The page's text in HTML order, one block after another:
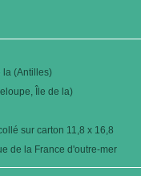
la (Antilles)
Île de la)
sur carton 11,8 x 16,8
de la France d'outre-mer